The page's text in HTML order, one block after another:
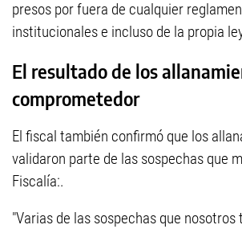
presos por fuera de cualquier
institucionales e incluso de la propia
El resultado de los
comprometedor
El fiscal también confirmó que los
validaron parte de las sospechas que
Fiscalía:.
"Varias de las sospechas que